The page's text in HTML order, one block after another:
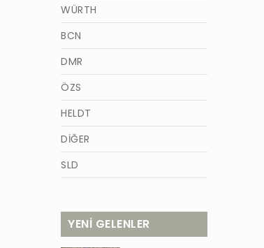
WÜRTH
BCN
DMR
ÖZS
HELDT
DİĞER
SLD
TİĞON
YENİ GELENLER